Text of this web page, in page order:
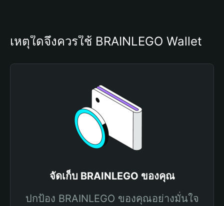
เหตุใดจึงควรใช้ BRAINLEGO Wallet
จัดเก็บ BRAINLEGO ของคุณ
ปกป้อง BRAINLEGO ของคุณอย่างมั่นใจ